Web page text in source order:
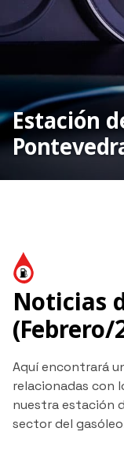
Estación
Noticias
Aquí encontrará
relacionadas con
nuestra estación
sector del